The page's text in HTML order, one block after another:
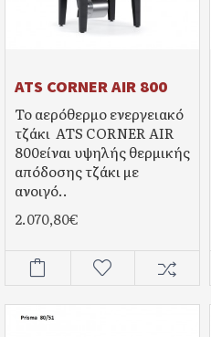
ATS CORNER AIR 800
Το αερόθερμο ενεργειακό
τζάκι ATS CORNER AIR
800είναι υψηλής θερμικής
απόδοσης τζάκι με
ανοιγό..
2.070,80€